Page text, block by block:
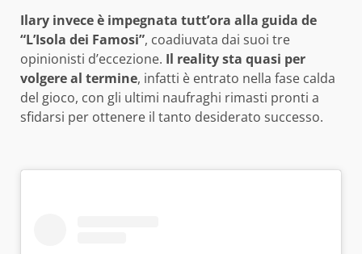
Ilary invece è impegnata tutt’ora alla guida de
“L’Isola dei Famosi”, coadiuvata dai suoi tre
opinionisti d’eccezione. Il reality sta quasi per
volgere al termine, infatti è entrato nella fase calda
del gioco, con gli ultimi naufraghi rimasti pronti a
sfidarsi per ottenere il tanto desiderato successo.